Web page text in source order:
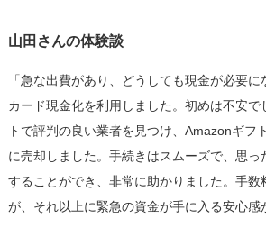
山田さんの体験談
「急な出費があり、どうしても現金が必要
カード現金化を利用しました。初めは不安で
トで評判の良い業者を見つけ、Amazonギフ
に売却しました。手続きはスムーズで、思っ
することができ、非常に助かりました。手数
が、それ以上に緊急の資金が手に入る安心感